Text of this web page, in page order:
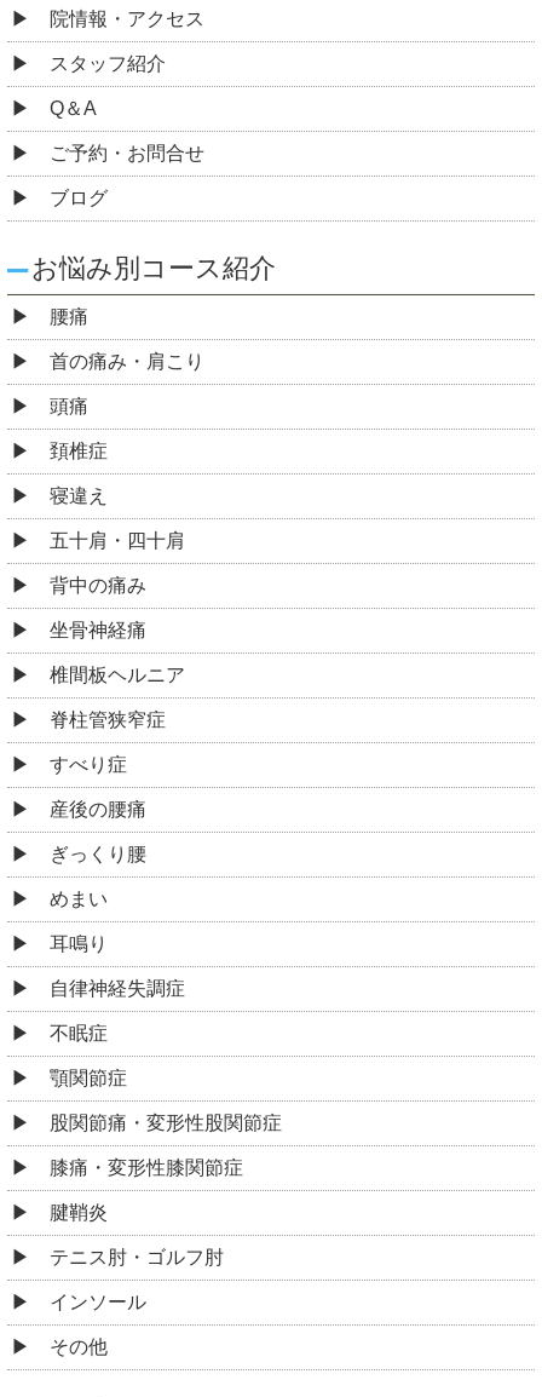
院情報・アクセス
スタッフ紹介
Q＆A
ご予約・お問合せ
ブログ
お悩み別コース紹介
腰痛
首の痛み・肩こり
頭痛
頚椎症
寝違え
五十肩・四十肩
背中の痛み
坐骨神経痛
椎間板ヘルニア
脊柱管狭窄症
すべり症
産後の腰痛
ぎっくり腰
めまい
耳鳴り
自律神経失調症
不眠症
顎関節症
股関節痛・変形性股関節症
膝痛・変形性膝関節症
腱鞘炎
テニス肘・ゴルフ肘
インソール
その他